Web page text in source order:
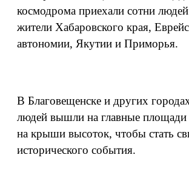
космодрома приехали сотни
жители Хабаровского края,
автономии, Якутии и Приморья.
В Благовещенске и других
людей вышли на главные площади
на крыши высоток, чтобы стать
исторического события.